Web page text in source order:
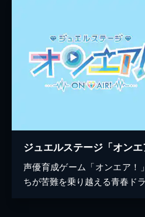
ジュエルステージ「オンエ
声優育成ゲーム「オンエア！
ちが苦難を乗り越える青春ド